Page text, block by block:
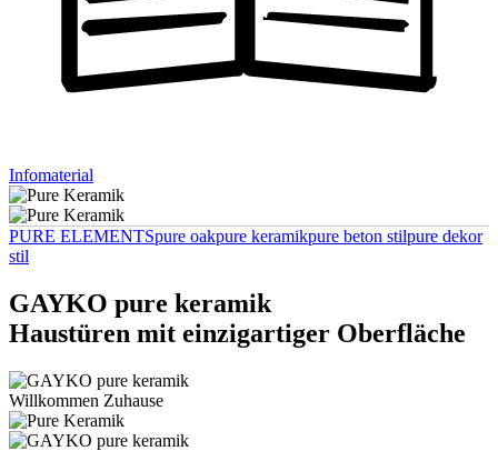
Infomaterial
PURE ELEMENTSpure oakpure keramikpure beton stilpure dekor
stil
GAYKO pure keramik
Haustüren mit einzigartiger Oberfläche
Willkommen Zuhause